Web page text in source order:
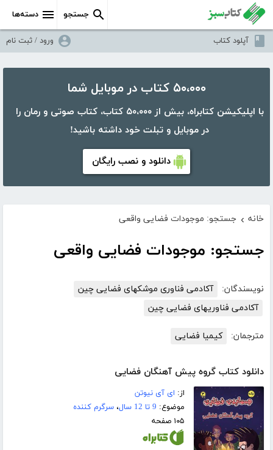
دسته‌ها جستجو
آپلود کتاب ورود / ثبت نام
۵۰،۰۰۰ کتاب در موبایل شما
با اپلیکیشن کتابراه، بیش از ۵۰،۰۰۰ کتاب، کتاب صوتی و رمان را
در موبایل و تبلت خود داشته باشید!
دانلود و نصب رایگان
خانه › جستجو: موجودات فضایی واقعی
جستجو: موجودات فضایی واقعی
نویسندگان:
آکادمی فناوری موشکهای فضایی چین
آکادمی فناوریهای فضایی چین
مترجمان: کیمیا فضایی
دانلود کتاب گروه پیش آهنگان فضایی
از: ای آی نیوتن
موضوع: 9 تا 12 سال ،سرگرم کننده
۱۰۵ صفحه